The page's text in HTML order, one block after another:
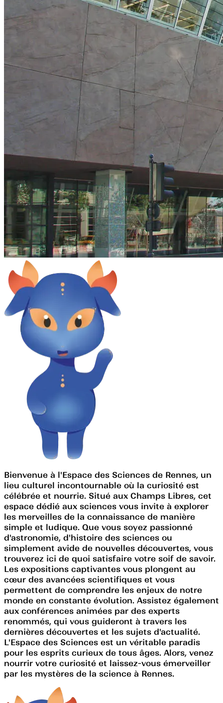
Bienvenue à l'Espace des Sciences de Rennes, un
lieu culturel incontournable où la curiosité est
célébrée et nourrie. Situé aux Champs Libres, cet
espace dédié aux sciences vous invite à explorer
les merveilles de la connaissance de manière
simple et ludique. Que vous soyez passionné
d'astronomie, d'histoire des sciences ou
simplement avide de nouvelles découvertes, vous
trouverez ici de quoi satisfaire votre soif de savoir.
Les expositions captivantes vous plongent au
cœur des avancées scientifiques et vous
permettent de comprendre les enjeux de notre
monde en constante évolution. Assistez également
aux conférences animées par des experts
renommés, qui vous guideront à travers les
dernières découvertes et les sujets d'actualité.
L'Espace des Sciences est un véritable paradis
pour les esprits curieux de tous âges. Alors, venez
nourrir votre curiosité et laissez-vous émerveiller
par les mystères de la science à Rennes.